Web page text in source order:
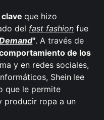
claveque hizo
del fast fashion fue
". A través de
de los
y en redes sociales,
Shein lee
que le permite
producir ropa a un